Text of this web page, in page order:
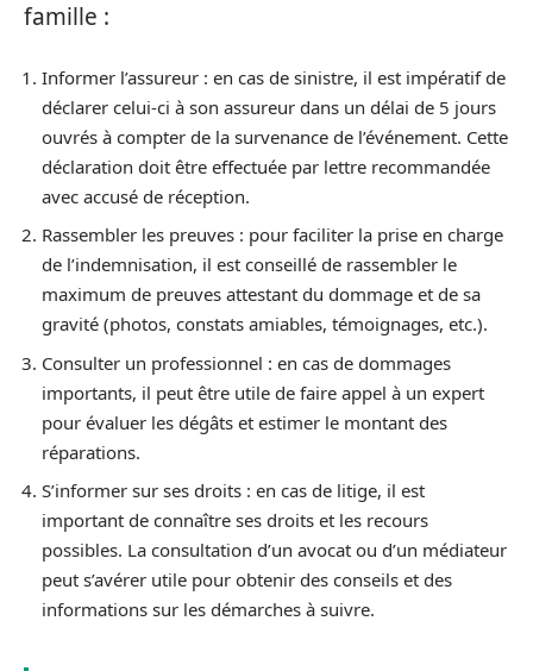
famille :
Informer l’assureur : en cas de sinistre, il est impératif de
déclarer celui-ci à son assureur dans un délai de 5 jours
ouvrés à compter de la survenance de l’événement. Cette
déclaration doit être effectuée par lettre recommandée
avec accusé de réception.
Rassembler les preuves : pour faciliter la prise en charge
de l’indemnisation, il est conseillé de rassembler le
maximum de preuves attestant du dommage et de sa
gravité (photos, constats amiables, témoignages, etc.).
Consulter un professionnel : en cas de dommages
importants, il peut être utile de faire appel à un expert
pour évaluer les dégâts et estimer le montant des
réparations.
S’informer sur ses droits : en cas de litige, il est
important de connaître ses droits et les recours
possibles. La consultation d’un avocat ou d’un médiateur
peut s’avérer utile pour obtenir des conseils et des
informations sur les démarches à suivre.